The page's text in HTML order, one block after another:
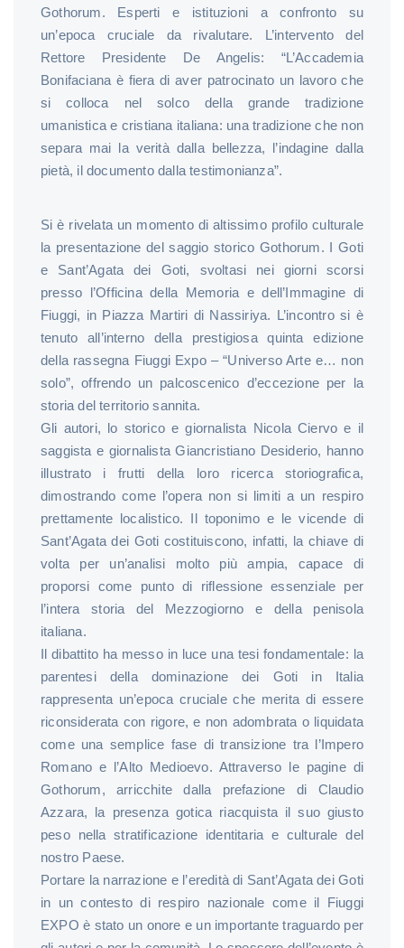
Gothorum. Esperti e istituzioni a confronto su
un’epoca cruciale da rivalutare. L’intervento del
Rettore Presidente De Angelis: “L’Accademia
Bonifaciana è fiera di aver patrocinato un lavoro che
si colloca nel solco della grande tradizione
umanistica e cristiana italiana: una tradizione che non
separa mai la verità dalla bellezza, l’indagine dalla
pietà, il documento dalla testimonianza”.
Si è rivelata un momento di altissimo profilo culturale
la presentazione del saggio storico Gothorum. I Goti
e Sant’Agata dei Goti, svoltasi nei giorni scorsi
presso l’Officina della Memoria e dell’Immagine di
Fiuggi, in Piazza Martiri di Nassiriya. L’incontro si è
tenuto all’interno della prestigiosa quinta edizione
della rassegna Fiuggi Expo – “Universo Arte e… non
solo”, offrendo un palcoscenico d’eccezione per la
storia del territorio sannita.
Gli autori, lo storico e giornalista Nicola Ciervo e il
saggista e giornalista Giancristiano Desiderio, hanno
illustrato i frutti della loro ricerca storiografica,
dimostrando come l’opera non si limiti a un respiro
prettamente localistico. Il toponimo e le vicende di
Sant’Agata dei Goti costituiscono, infatti, la chiave di
volta per un’analisi molto più ampia, capace di
proporsi come punto di riflessione essenziale per
l’intera storia del Mezzogiorno e della penisola
italiana.
Il dibattito ha messo in luce una tesi fondamentale: la
parentesi della dominazione dei Goti in Italia
rappresenta un’epoca cruciale che merita di essere
riconsiderata con rigore, e non adombrata o liquidata
come una semplice fase di transizione tra l’Impero
Romano e l’Alto Medioevo. Attraverso le pagine di
Gothorum, arricchite dalla prefazione di Claudio
Azzara, la presenza gotica riacquista il suo giusto
peso nella stratificazione identitaria e culturale del
nostro Paese.
Portare la narrazione e l’eredità di Sant’Agata dei Goti
in un contesto di respiro nazionale come il Fiuggi
EXPO è stato un onore e un importante traguardo per